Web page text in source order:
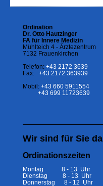
Ordination
Dr. Otto Hautzinger
FA für Innere Medizin
Mühlteich 4 - Ärztezentrum
7132 Frauenkirchen
Telefon: +43 2172 3639
Fax: +43 2172 363939
Mobil: +43 660 5911554
+43 699 11723639
Wir sind für Sie da
Ordinationszeiten
Montag 8 - 13 Uhr
Dienstag 8 - 13 Uhr
Donnerstag 8 - 12 Uhr